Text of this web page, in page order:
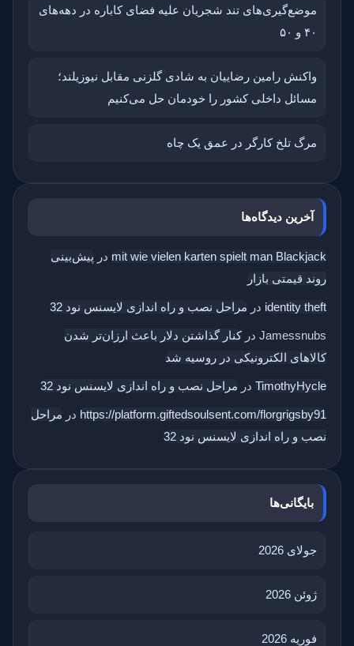
موضع‌گیری‌های تند شجریان علیه فضای کاباره در دهه‌های
۴۰ و ۵۰
واکنش رامین رضاییان به شادی گلزنی مقابل نیوزیلند؛
مسائل داخلی کشور را خودمان حل می‌کنیم
مرگ تلخ کارگر در عمق یک چاه
آخرین دیدگاه‌ها
mit wie vielen karten spielt man Blackjack در پیش‌بینی
روند قیمتی بازار
identity theft در مراحل نصب و راه اندازی لایسنس نود 32
Jamessnubs درکنار گذاشتن دلار باعث ارزان‌تر شدن
کالاهای الکترونیکی در روسیه شد
TimothyHycle در مراحل نصب و راه اندازی لایسنس نود 32
https://platform.giftedsoulsent.com/florgrigsby91 در مراحل
نصب و راه اندازی لایسنس نود 32
بایگانی‌ها
جولای 2026
ژوئن 2026
فوریه 2026